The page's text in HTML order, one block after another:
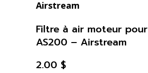
Filtre à air moteur pour
AS200 – Airstream
2.00 $